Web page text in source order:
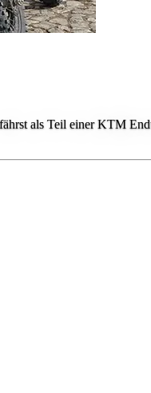
als Teil einer KTM